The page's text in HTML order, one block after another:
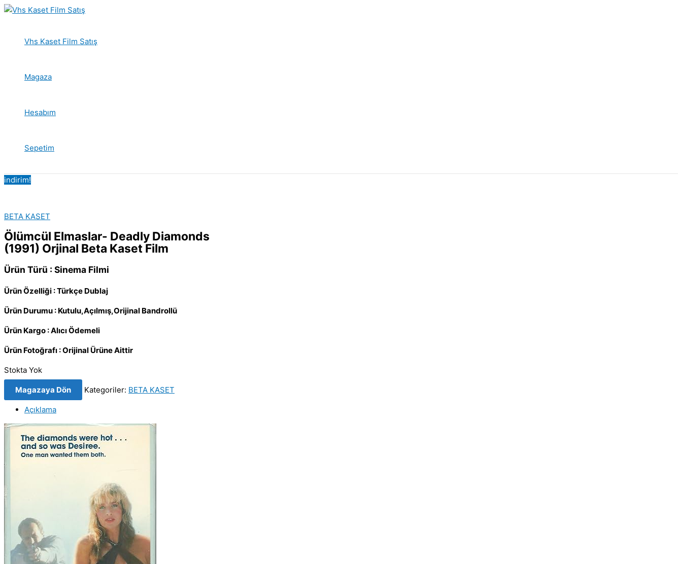
İçeriğe
Vhs Kaset Film Satış
Magaza
Hesabım
Sepetim
indirim!
BETA KASET
Ölümcül Elmaslar- Deadly Diamonds
(1991) Orjinal Beta Kaset Film
Ürün Türü : Sinema Filmi
Ürün Özelliği : Türkçe Dublaj
Ürün Durumu : Kutulu,Açılmış,Orijinal Bandrollü
Ürün Kargo : Alıcı Ödemeli
Ürün Fotoğrafı : Orijinal Ürüne Aittir
Stokta Yok
Magazaya Dön Kategoriler: BETA KASET
Açıklama